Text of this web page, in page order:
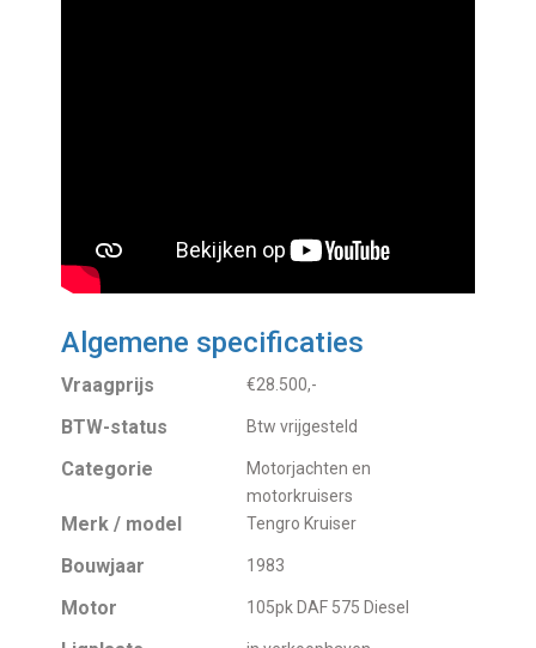
Algemene specificaties
Vraagprijs €28.500,-
BTW-status Btw vrijgesteld
Categorie
Motorjachten en
motorkruisers
Merk / model Tengro Kruiser
Bouwjaar 1983
Motor 105pk DAF 575 Diesel